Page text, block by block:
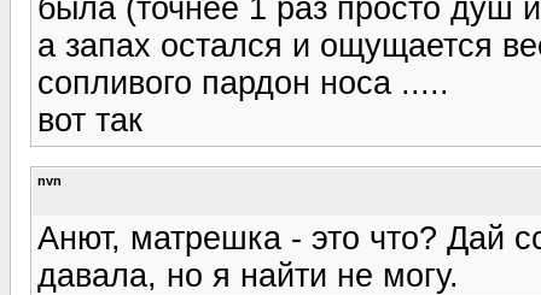
была (точнее 1 раз просто душ
а запах остался и ощущается
сопливого пардон носа .....
вот так
nvn
Анют, матрешка - это что? Дай
давала, но я найти не могу.